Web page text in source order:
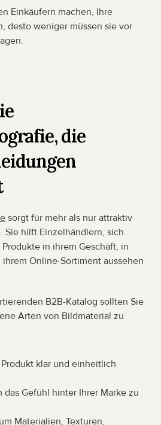
Einkäufern machen, Ihre
desto weniger müssen sie vor
die
sorgt für mehr als nur attraktiv
Sie hilft Einzelhändlern, sich
in ihrem Geschäft, in
Online-Sortiment aussehen
B2B-Katalog sollten Sie
Arten von Bildmaterial zu
Produkt klar und einheitlich
das Gefühl hinter Ihrer Marke zu
Materialien, Texturen,